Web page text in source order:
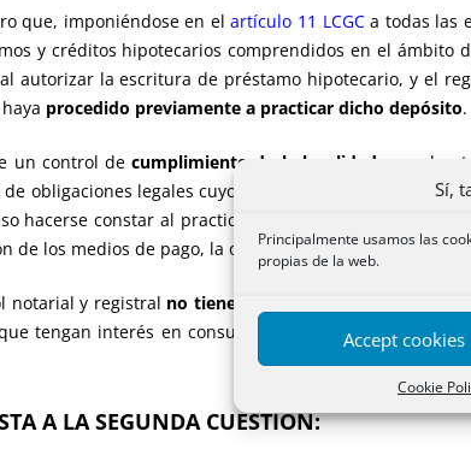
Sí,
Principalmente usamos las
propias de la web.
Accept cookies
Cookie
que, imponiéndose en elartículo 11 LCGCa todas las
y créditos hipotecarios comprendidos en el ámbito
al autorizar la escritura de préstamo hipotecario, y el
procedido previamente a practicar dicho depósito.
un control decumplimiento de la legalidad que el
de obligaciones legales cuyo cumplimiento, con
hacerse constar al practicar su inscripción: ocurre
de los medios de pago, la obtención de una licencia
notarial y registral no tiene coste económico
, pues el
tengan interés en consultarlo. El
notario y el
A LA SEGUNDA CUESTIÓN: